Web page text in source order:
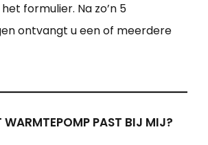
formulier. Na zo’n 5
ontvangt u een of meerdere
WARMTEPOMP PAST BIJ MIJ?